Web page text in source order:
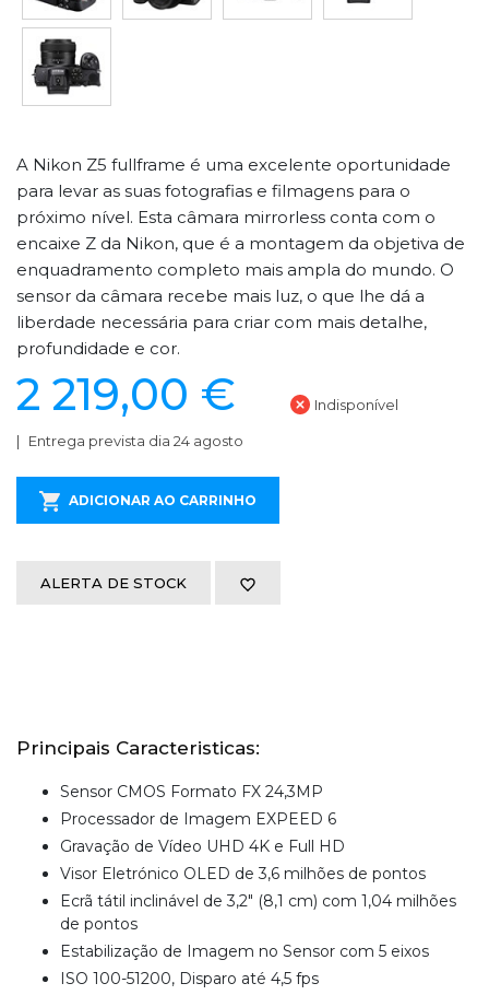
A Nikon Z5 fullframe é uma excelente oportunidade
para levar as suas fotografias e filmagens para o
próximo nível. Esta câmara mirrorless conta com o
encaixe Z da Nikon, que é a montagem da objetiva de
enquadramento completo mais ampla do mundo. O
sensor da câmara recebe mais luz, o que lhe dá a
liberdade necessária para criar com mais detalhe,
profundidade e cor.
2 219,00 € Indisponível
Entrega prevista dia 24 agosto
ADICIONAR AO CARRINHO
ALERTA DE STOCK
Principais Caracteristicas:
Sensor CMOS Formato FX 24,3MP
Processador de Imagem EXPEED 6
Gravação de Vídeo UHD 4K e Full HD
Visor Eletrónico OLED de 3,6 milhões de pontos
Ecrã tátil inclinável de 3,2" (8,1 cm) com 1,04 milhões
de pontos
Estabilização de Imagem no Sensor com 5 eixos
ISO 100-51200, Disparo até 4,5 fps